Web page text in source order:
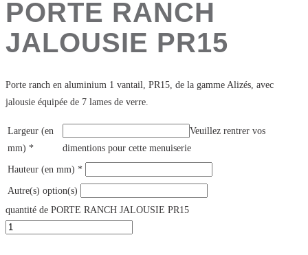
PORTE RANCH
JALOUSIE PR15
Porte ranch en aluminium 1 vantail, PR15, de la gamme Alizés, avec
jalousie équipée de 7 lames de verre.
Largeur (en
mm) *
Veuillez rentrer vos
dimentions pour cette menuiserie
Hauteur (en mm) *
Autre(s) option(s)
quantité de PORTE RANCH JALOUSIE PR15